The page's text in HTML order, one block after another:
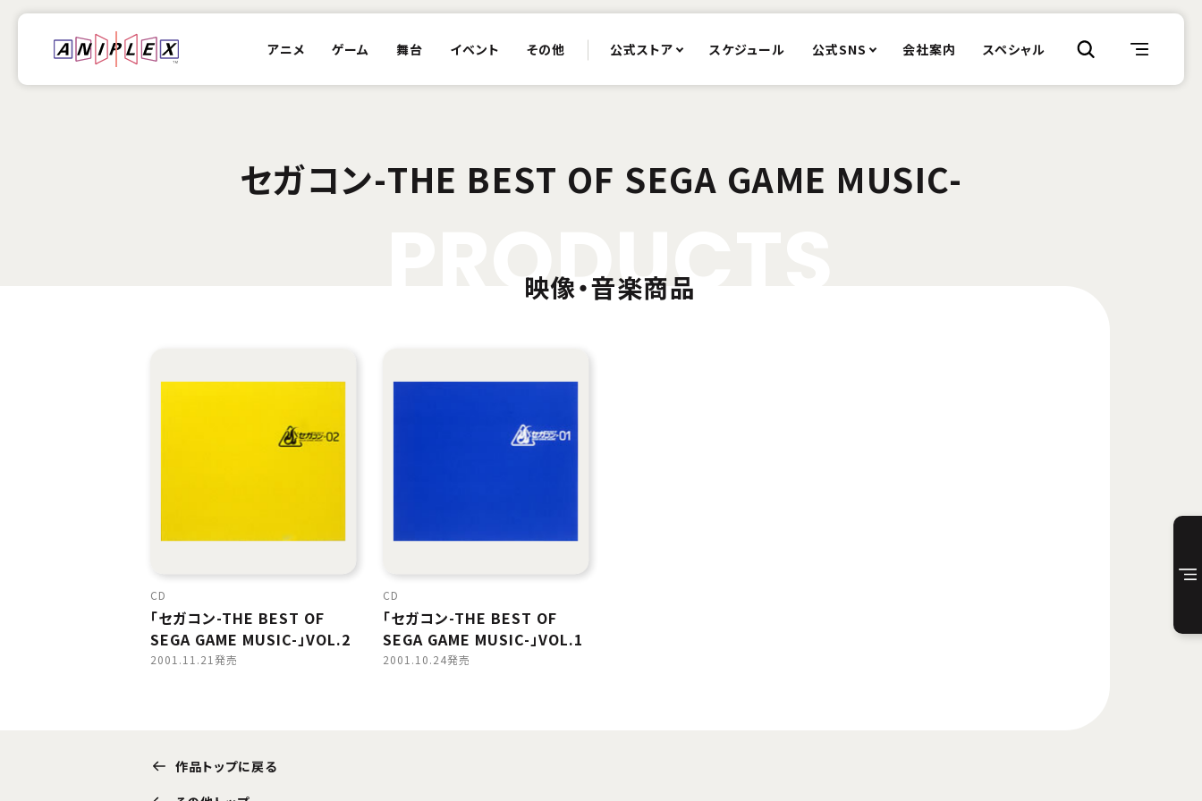
アニメ ゲーム 舞台 イベント その他 公式ストア スケジュール 公式SNS 会社案内 スペシャル
セガコン-THE BEST OF SEGA GAME MUSIC-
ODUC
映像・音楽商品
CD
「セガコン-THE BEST OF
SEGA GAME MUSIC-」VOL.2
2001.11.21発売
CD
「セガコン-THE BEST OF
SEGA GAME MUSIC-」VOL.1
2001.10.24発売
作品トップに戻る